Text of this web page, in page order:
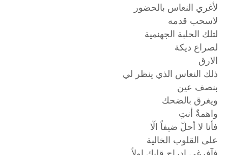
لأغري النعاس بالحضور
لاسحب قدمه
لتلك الحلبة الجهنمية
لصراع ديكة
الارق
ذلك النعاس الذي ينظر لي
بنصف عين
ويغرق بالضحك
واهمةٌ أنتِ
فأنا لا أحلّ ضيفاً الّا
على القلوب الخالية